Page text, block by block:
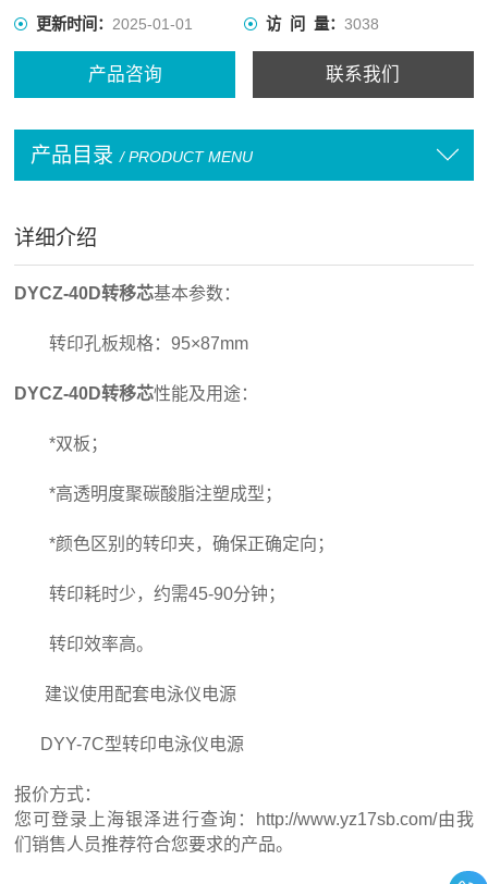
更新时间：2025-01-01 访 问 量： 3038
产品咨询 联系我们
产品目录 / PRODUCT MENU
详细介绍
DYCZ-40D转移芯基本参数：
转印孔板规格：95×87mm
DYCZ-40D转移芯性能及用途：
*双板；
*高透明度聚碳酸脂注塑成型；
*颜色区别的转印夹，确保正确定向；
转印耗时少，约需45-90分钟；
转印效率高。
建议使用配套电泳仪电源
DYY-7C型转印电泳仪电源
报价方式：
您可登录上海银泽进行查询：http://www.yz17sb.com/由我
们销售人员推荐符合您要求的产品。